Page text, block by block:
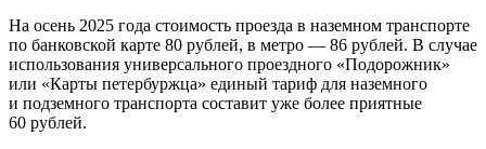
На осень 2025 года стоимость проезда в наземном транспорте
по банковской карте 80 рублей, в метро — 86 рублей. В случае
использования универсального проездного «Подорожник»
или «Карты петербуржца» единый тариф для наземного
и подземного транспорта составит уже более приятные
60 рублей.